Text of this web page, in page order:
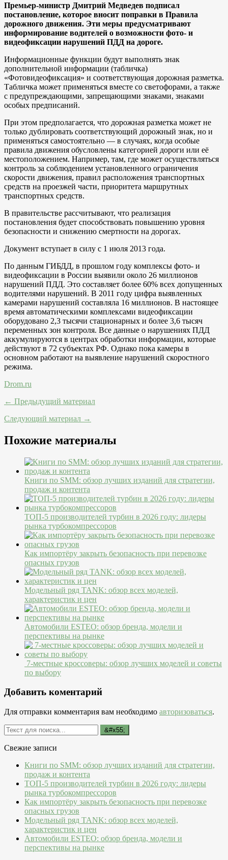
Премьер-министр Дмитрий Медведев подписал
постановление, которое вносит поправки в Правила
дорожного движения. Эти меры предусматривают
информирование водителей о возможности фото- и
видеофиксации нарушений ПДД на дороге.
Информационные функции будут выполнять знак
дополнительной информации (табличка)
«Фотовидеофиксация» и соответствующая дорожная разметка.
Табличка может применяться вместе со светофорами, а также
с предупреждающими, запрещающими знаками, знаками
особых предписаний.
При этом предполагается, что дорожная разметка может не
только дублировать соответствующий дорожный знак, но и
применяться самостоятельно — в случаях, когда особые
правила движения обусловлены категорией дороги или её
местоположением. Например, там, где может осуществляться
контроль за соблюдением установленного ограничения
скорости движения, правил расположения транспортных
средств на проезжей части, приоритета маршрутных
транспортных средств.
В правительстве рассчитывают, что реализация
постановления будет способствовать повышению уровня
безопасности и снижению смертности на дорогах.
Документ вступает в силу с 1 июля 2013 года.
По данным ГИБДД, в прошлом году комплексы фото- и
видеофиксации в России выявили около 26 миллионов
нарушений ПДД. Это составляет более 60% всех допущенных
водителями нарушений. В 2011 году цифра выявленных
камерами нарушений составляла 16 миллионов. В настоящее
время автоматическими комплексами видеофиксации
оборудовано 2,3 тысячи стационарных и более 3,6 тысяч
переменных зон контроля. Все данные о нарушениях ПДД
аккумулируются в центрах обработки информации, которые
действуют в 72 субъектах РФ. Однако пока камеры в
основном работают на выявление нарушений скоростного
режима.
Drom.ru
← Предыдущий материал
Следующий материал →
Похожие материалы
Книги по SMM: обзор лучших изданий для стратегии,
продаж и контента
ТОП-5 производителей турбин в 2026 году: лидеры
рынка турбокомпрессоров
Как импортёру закрыть безопасность при перевозке
опасных грузов
Модельный ряд TANK: обзор всех моделей,
характеристик и цен
Автомобили ESTEO: обзор бренда, модели и
перспективы на рынке
7-местные кроссоверы: обзор лучших моделей и советы
по выбору
Добавить коментарий
Для отправки комментария вам необходимо авторизоваться.
Свежие записи
Книги по SMM: обзор лучших изданий для стратегии,
продаж и контента
ТОП-5 производителей турбин в 2026 году: лидеры
рынка турбокомпрессоров
Как импортёру закрыть безопасность при перевозке
опасных грузов
Модельный ряд TANK: обзор всех моделей,
характеристик и цен
Автомобили ESTEO: обзор бренда, модели и
перспективы на рынке